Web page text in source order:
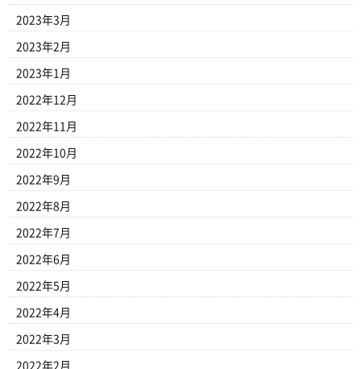
2023年3月
2023年2月
2023年1月
2022年12月
2022年11月
2022年10月
2022年9月
2022年8月
2022年7月
2022年6月
2022年5月
2022年4月
2022年3月
2022年2月